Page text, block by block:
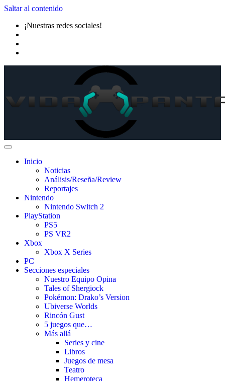
Saltar al contenido
¡Nuestras redes sociales!
Inicio
Noticias
Análisis/Reseña/Review
Reportajes
Nintendo
Nintendo Switch 2
PlayStation
PS5
PS VR2
Xbox
Xbox X Series
PC
Secciones especiales
Nuestro Equipo Opina
Tales of Shergiock
Pokémon: Drako’s Version
Ubiverse Worlds
Rincón Gust
5 juegos que…
Más allá
Series y cine
Libros
Juegos de mesa
Teatro
Hemeroteca